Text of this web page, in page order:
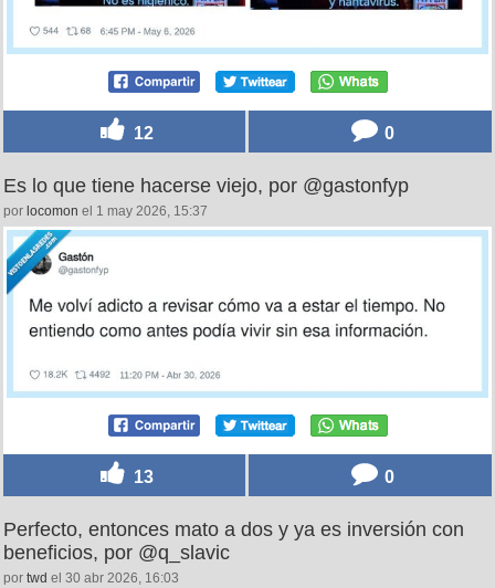
12 0
Es lo que tiene hacerse viejo, por @gastonfyp
por locomon el 1 may 2026, 15:37
13 0
Perfecto, entonces mato a dos y ya es inversión con
beneficios, por @q_slavic
por twd el 30 abr 2026, 16:03